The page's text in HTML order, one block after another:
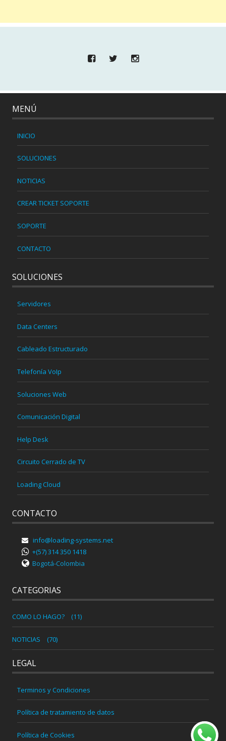
MENÚ
INICIO
SOLUCIONES
NOTICIAS
CREAR TICKET SOPORTE
SOPORTE
CONTACTO
SOLUCIONES
Servidores
Data Centers
Cableado Estructurado
Telefonía VoIp
Soluciones Web
Comunicación Digital
Help Desk
Circuito Cerrado de TV
Loading Cloud
CONTACTO
info@loading-systems.net
+(57) 314 350 1418
Bogotá-Colombia
CATEGORIAS
COMO LO HAGO? (11)
NOTICIAS (70)
LEGAL
Terminos y Condiciones
Política de tratamiento de datos
Política de Cookies